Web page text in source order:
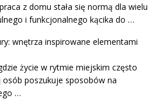
z domu stała się normą dla wielu
i funkcjonalnego kącika do …
wnętrza inspirowane elementami
życie w rytmie miejskim często
osób poszukuje sposobów na
…